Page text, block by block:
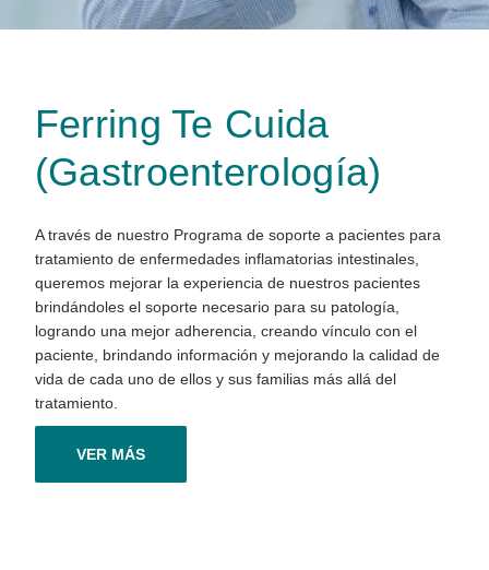
Ferring Te Cuida
(Gastroenterología)
A través de nuestro Programa de soporte a pacientes para
tratamiento de enfermedades inflamatorias intestinales,
queremos mejorar la experiencia de nuestros pacientes
brindándoles el soporte necesario para su patología,
logrando una mejor adherencia, creando vínculo con el
paciente, brindando información y mejorando la calidad de
vida de cada uno de ellos y sus familias más allá del
tratamiento.
VER MÁS